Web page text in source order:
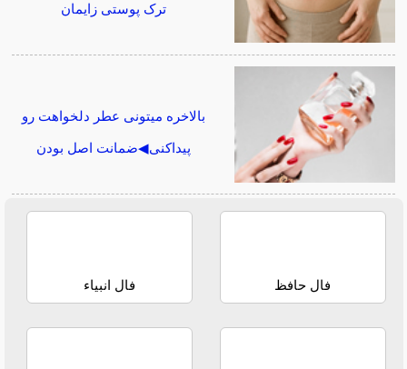
ترک پوستی زایمان
بالاخره میتونی عطر دلخواهت رو
پیداکنی◀ضمانت اصل بودن
فال حافظ فال انبیاء